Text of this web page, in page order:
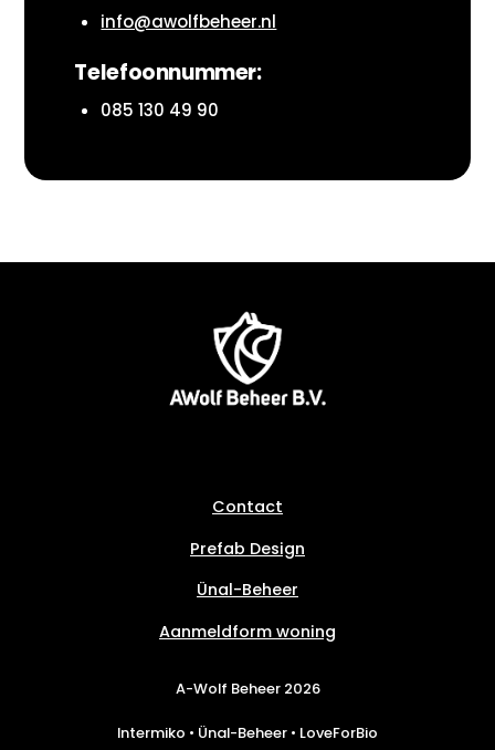
info@awolfbeheer.nl
Telefoonnummer:
085 130 49 90
Contact
Prefab Design
Ünal-Beheer
Aanmeldform woning
A-Wolf Beheer 2026
Intermiko • Ünal-Beheer • LoveForBio